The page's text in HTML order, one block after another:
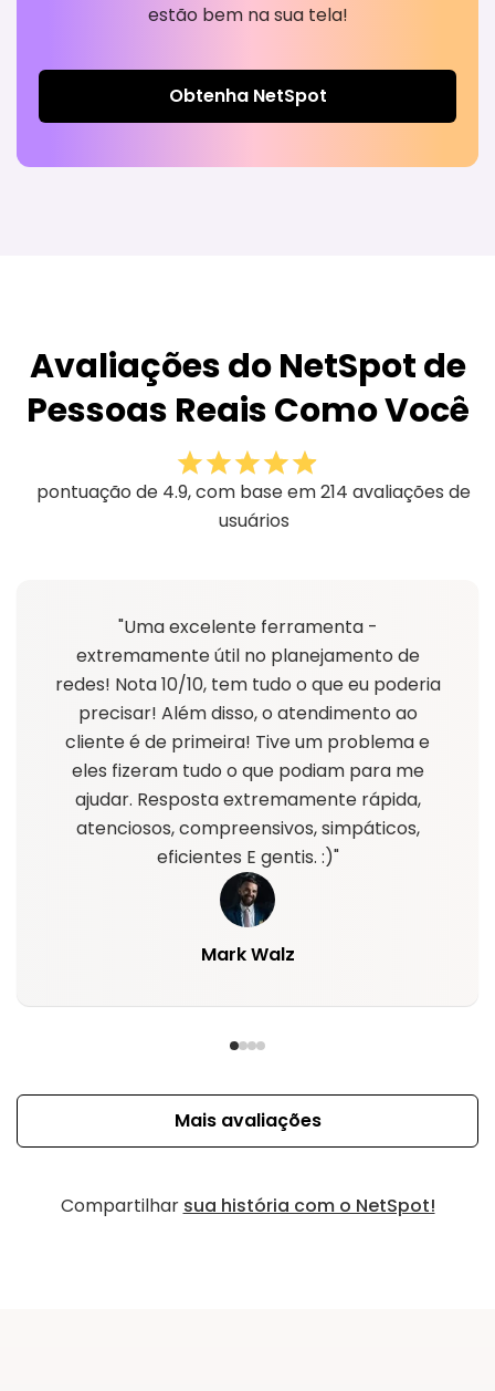
estão bem na sua tela!
Obtenha NetSpot
Avaliações do NetSpot de
Pessoas Reais Como Você
pontuação de 4.9, com base em 214 avaliações de
usuários
"Uma excelente ferramenta -
extremamente útil no planejamento de
redes! Nota 10/10, tem tudo o que eu poderia
precisar! Além disso, o atendimento ao
cliente é de primeira! Tive um problema e
eles fizeram tudo o que podiam para me
ajudar. Resposta extremamente rápida,
atenciosos, compreensivos, simpáticos,
eficientes E gentis. :)"
Mark Walz
Mais avaliações
Compartilhar sua história com o NetSpot!